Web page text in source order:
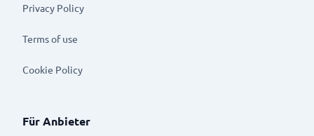
Privacy Policy
Terms of use
Cookie Policy
Für Anbieter